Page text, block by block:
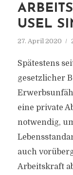
USEL
27. April 2020
Spätestens
gesetzlicher
eine private
notwendig,
auch
Arbeitskraft